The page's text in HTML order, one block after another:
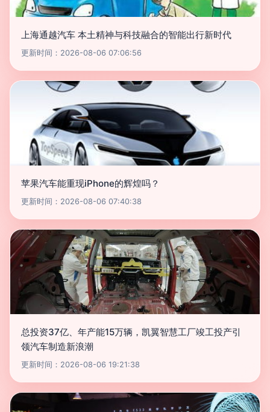
上海通越汽车 本土精神与科技融合的智能出行新时代
更新时间：2026-08-06 07:06:56
苹果汽车能重现iPhone的辉煌吗？
更新时间：2026-08-06 07:40:38
总投资37亿、年产能15万辆，凯翼智慧工厂竣工投产引
领汽车制造新浪潮
更新时间：2026-08-06 19:21:38